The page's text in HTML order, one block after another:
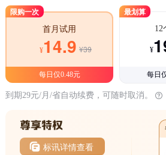
限购一次
首月试用
¥14.9 ¥39
每日仅0.48元
最划算
12
¥
每日
到期29元/月/省自动续费，可随时取消。
标讯详情查看